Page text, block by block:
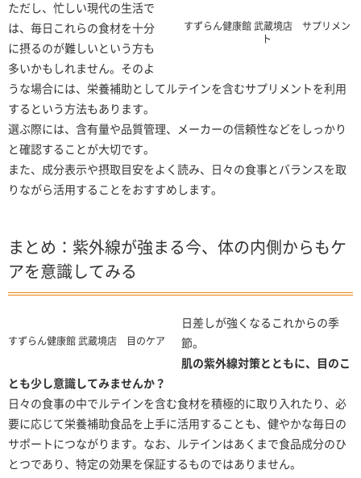
すずらん健康館 武蔵境店 サプリメン
ト
ただし、忙しい現代の生活で
は、毎日これらの食材を十分
に摂るのが難しいという方も
多いかもしれません。そのよ
うな場合には、栄養補助としてルテインを含むサプリメントを利用
するという方法もあります。
選ぶ際には、含有量や品質管理、メーカーの信頼性などをしっかり
と確認することが大切です。
また、成分表示や摂取目安をよく読み、日々の食事とバランスを取
りながら活用することをおすすめします。
まとめ：紫外線が強まる今、体の内側からもケ
アを意識してみる
すずらん健康館 武蔵境店 目のケア
日差しが強くなるこれからの季
節。
肌の紫外線対策とともに、目のこ
とも少し意識してみませんか？
日々の食事の中でルテインを含む食材を積極的に取り入れたり、必
要に応じて栄養補助食品を上手に活用することも、健やかな毎日の
サポートにつながります。なお、ルテインはあくまで食品成分のひ
とつであり、特定の効果を保証するものではありません。